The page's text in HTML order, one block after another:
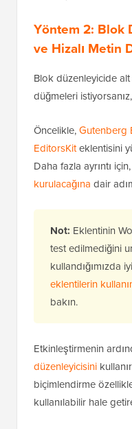
Yöntem 2: Blok
ve Hizalı Metin
Blok düzenleyicide
düğmeleri
Öncelikle,Gutenberg
EditorsKiteklentisini
Daha fazla ayrıntı için,
kurulacağına dair
Not: Eklentinin
test edilmediğini
kullandığımızda
eklentilerin
bakın.
Etkinleştirmenin
düzenleyicisini
biçimlendirme
kullanılabilir hale